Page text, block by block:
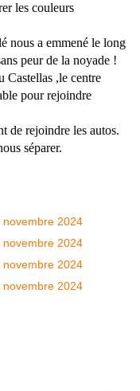
les couleurs
nous a emmené le long
peur de la noyade !
Castellas ,le centre
pour rejoindre
de rejoindre les autos.
séparer.